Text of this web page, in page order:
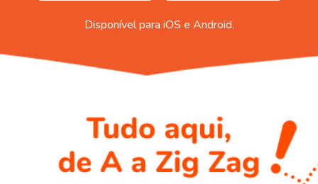
Disponível para iOS e Android.